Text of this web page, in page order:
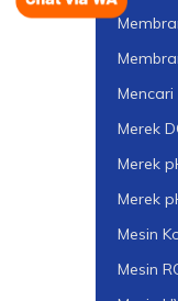
Merek
Merek
Merek
Mesin
Mesin